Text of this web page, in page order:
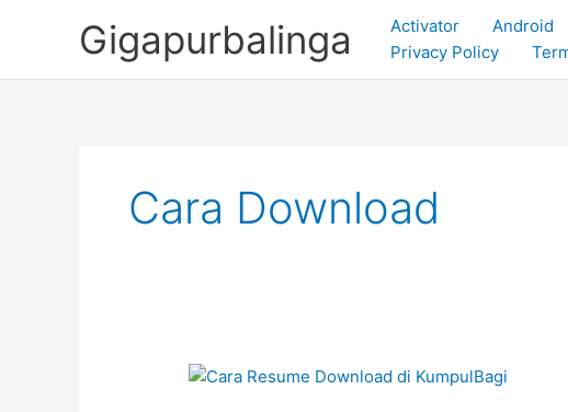
Gigapurbalinga Activator Android
Privacy Policy
Cara Download